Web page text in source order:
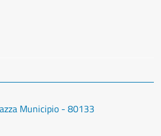
Municipio - 80133